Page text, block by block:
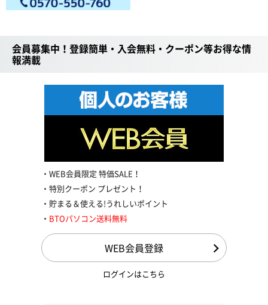
会員募集中！登録簡単・入会無料・クーポン等お得な情
報満載
WEB会員限定 特価SALE！
特別クーポン プレゼント！
貯まる＆使える!うれしいポイント
BTOパソコン送料無料
WEB会員登録
ログインはこちら